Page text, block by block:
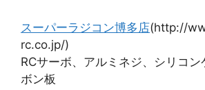
スーパーラジコン博多店(http://
rc.co.jp/)
RCサーボ、アルミネジ、シリコ
ボン板